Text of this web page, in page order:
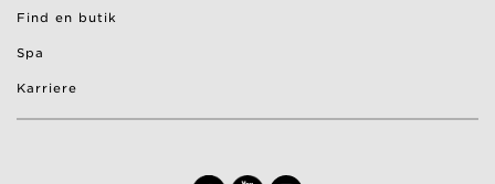
Find en butik
Spa
Karriere